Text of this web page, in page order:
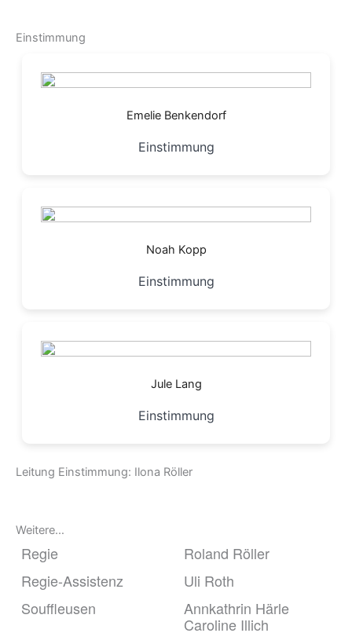
Einstimmung
Emelie Benkendorf
Einstimmung
Noah Kopp
Einstimmung
Jule Lang
Einstimmung
Leitung Einstimmung: Ilona Röller
Weitere…
Regie
Roland Röller
Regie-Assistenz
Uli Roth
Souffleusen
Annkathrin Härle
Caroline Illich